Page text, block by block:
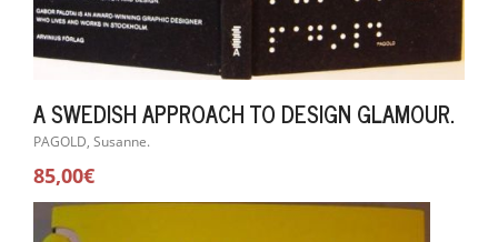
A SWEDISH APPROACH TO DESIGN GLAMOUR.
PAGOLD, Susanne.
85,00€